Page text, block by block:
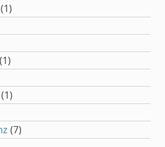
(1)
(1)
(1)
(7)